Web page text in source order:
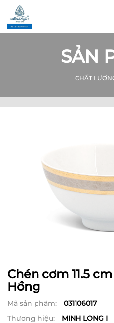
SẢN
CHẤT
Chén cơm 11.5
Hồng
Mã sản phẩm:
031106017
Thương hiệu:
MINH LONG I